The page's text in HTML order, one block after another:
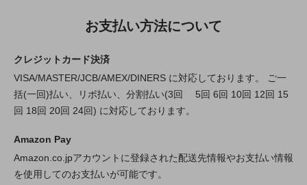
お支払い方法について
クレジットカード決済
VISA/MASTER/JCB/AMEX/DINERS に対応しております。 ご一
括(一回)払い、リボ払い、分割払い(3回 5回 6回 10回 12回 15
回 18回 20回 24回) に対応しております。
Amazon Pay
Amazon.co.jpアカウントに登録された配送先情報やお支払い情報
を使用してのお支払いが可能です。